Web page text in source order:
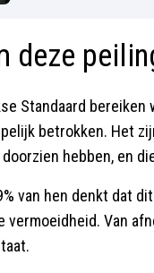
deze
Standaard
betrokken. Het
doorzien hebben, en
van hen denkt dat
vermoeidheid. Van